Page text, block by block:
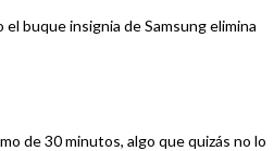
buque insignia de Samsung elimina
de 30 minutos, algo que quizás no lo